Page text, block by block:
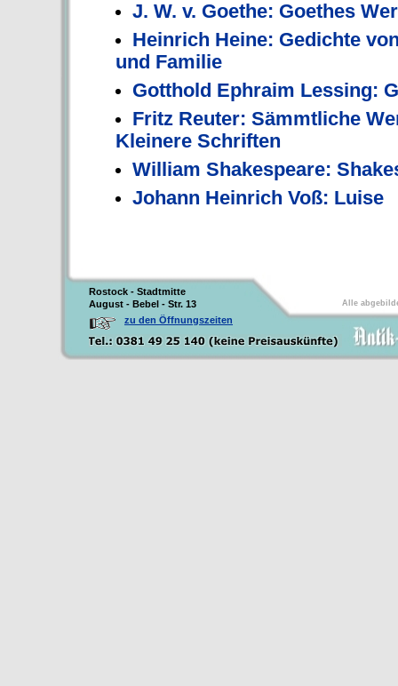
J. W. v. Goethe: Goethes
Heinrich Heine: Gedichte
und Familie
Gotthold Ephraim Lessing:
Fritz Reuter: Sämmtliche
Kleinere Schriften
William Shakespeare:
Johann Heinrich Voß: Luise
Rostock - Stadtmitte
August - Bebel - Str. 13
zu den Öffnungszeiten
Alle